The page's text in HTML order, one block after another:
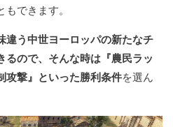
できます。
違う中世ヨーロッパの新たなチ
るので、そんな時は『農民ラッ
攻撃』といった勝利条件を選ん